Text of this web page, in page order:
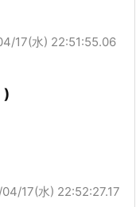
17(水) 22:51:55.06
)
17(水) 22:52:27.17